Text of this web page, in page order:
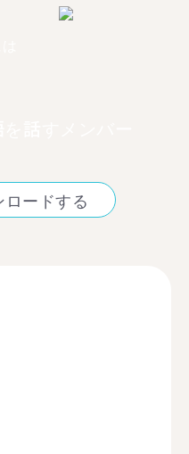
ードする